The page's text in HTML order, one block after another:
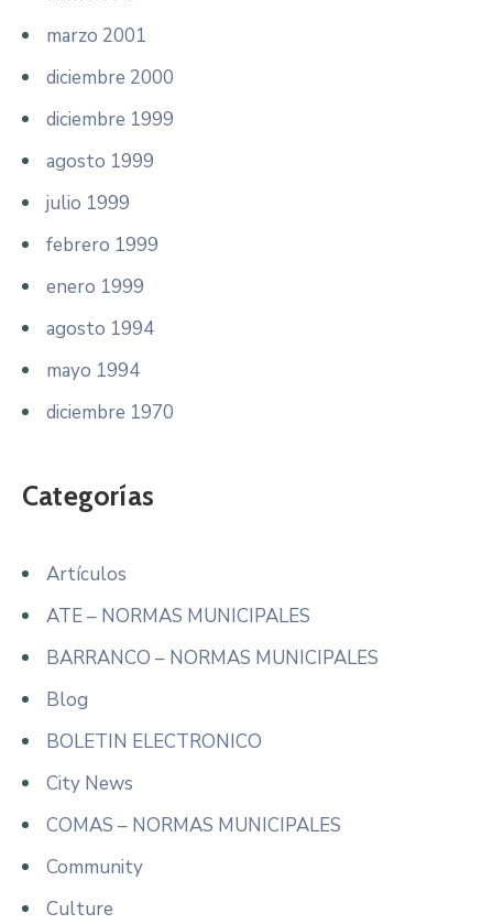
marzo 2001
diciembre 2000
diciembre 1999
agosto 1999
julio 1999
febrero 1999
enero 1999
agosto 1994
mayo 1994
diciembre 1970
Categorías
Artículos
ATE – NORMAS MUNICIPALES
BARRANCO – NORMAS MUNICIPALES
Blog
BOLETIN ELECTRONICO
City News
COMAS – NORMAS MUNICIPALES
Community
Culture